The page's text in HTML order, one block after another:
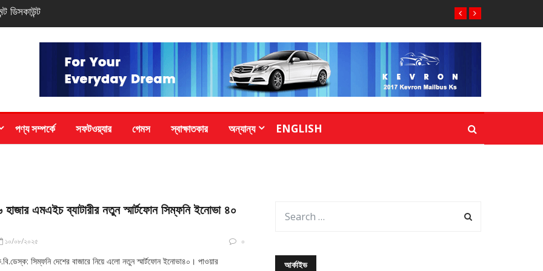
ও সাড়ে
পণ্য সম্পর্কে সফটওয়্যার গেমস স্বাক্ষাতকার অন্যান্য ENGLISH
হাজার এমএইচ ব্যাটারীর নতুন স্মার্টফোন সিম্ফনি ইনোভা ৪০
১০/০৮/২০২৫ ০
সিম্ফনি দেশের বাজারে নিয়ে এলো নতুন স্মার্টফোন ইনোভা৪০। পাওয়ার
আর্কাইভ